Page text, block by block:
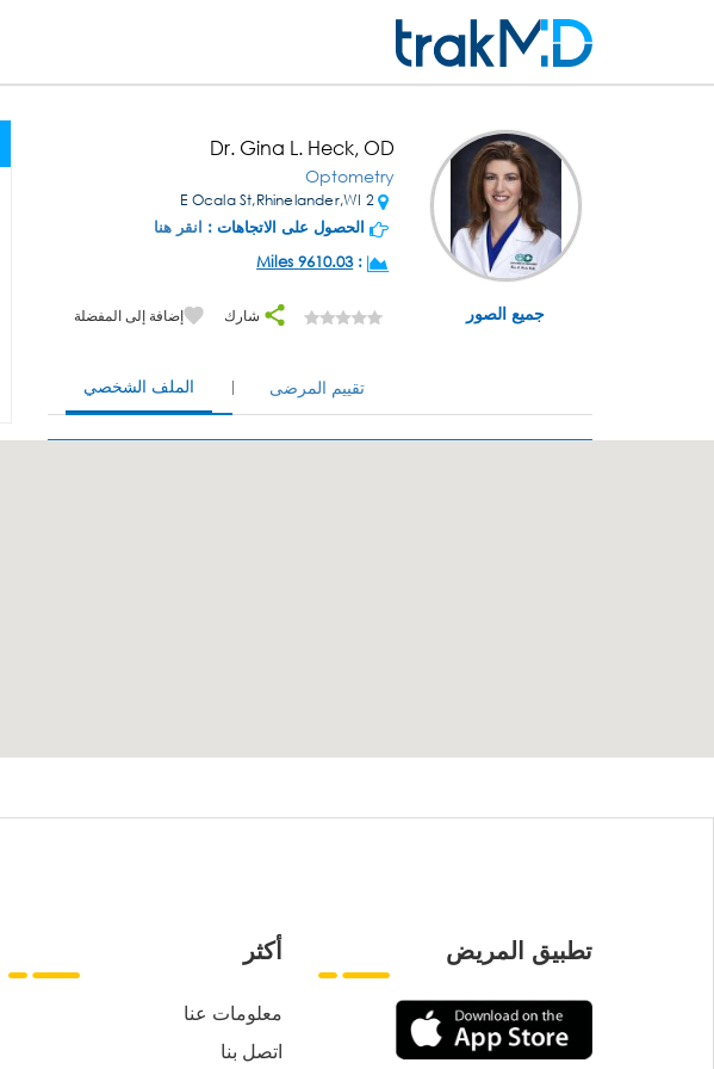
جميع الصور
Dr. Gina L. Heck, OD
Optometry
2 E Ocala St,Rhinelander,WI
الحصول على الاتجاهات : انقر هنا
:
9610.03 Miles
شارك إضافة إلى المفضلة
الملف الشخصي تقييم المرضى
أكثر
معلومات عنا
اتصل بنا
تطبيق المريض